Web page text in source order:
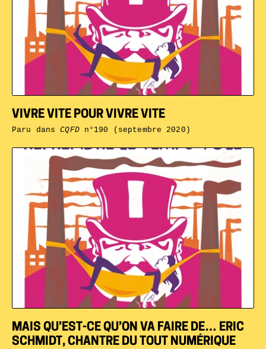
MAIS QU’EST-CE QU’ON VA FAIRE DE… ERIC
SCHMIDT, CHANTRE DU TOUT NUMÉRIQUE
VIVRE VITE POUR VIVRE VITE
Paru dansCQFDn°190 (septembre 2020)